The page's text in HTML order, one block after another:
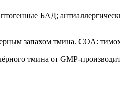
БАД;
запахом тмина. COA:
тмина от GMP-